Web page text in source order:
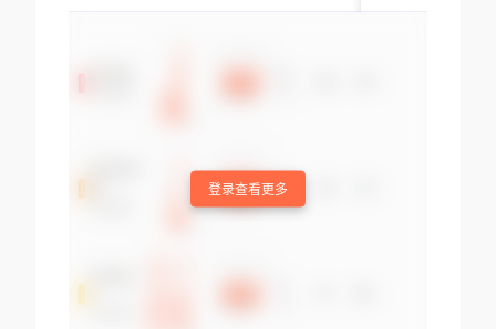
登录查看更多